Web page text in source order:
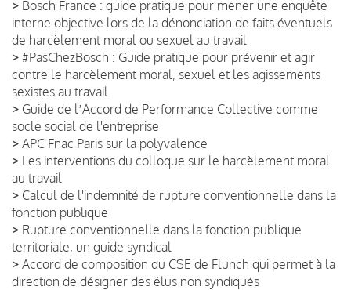
> Bosch France : guide pratique pour mener une enquête
interne objective lors de la dénonciation de faits éventuels
de harcèlement moral ou sexuel au travail
> #PasChezBosch : Guide pratique pour prévenir et agir
contre le harcèlement moral, sexuel et les agissements
sexistes au travail
> Guide de lʼAccord de Performance Collective comme
socle social de l'entreprise
> APC Fnac Paris sur la polyvalence
> Les interventions du colloque sur le harcèlement moral
au travail
> Calcul de l'indemnité de rupture conventionnelle dans la
fonction publique
> Rupture conventionnelle dans la fonction publique
territoriale, un guide syndical
> Accord de composition du CSE de Flunch qui permet à la
direction de désigner des élus non syndiqués